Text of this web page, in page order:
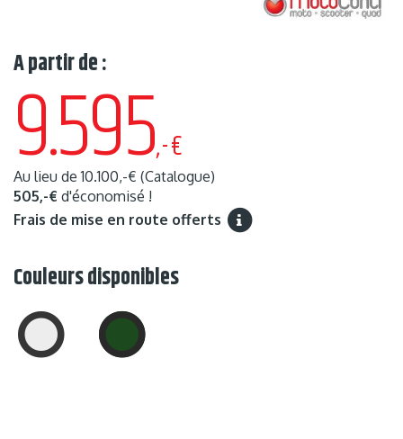
A partir de :
9.595,-€
Au lieu de10.100,-€ (Catalogue)
505,-€ d'économisé !
Frais de mise en route offerts
Couleurs disponibles